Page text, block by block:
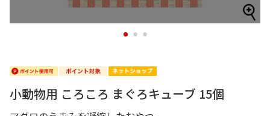
1 2 3
小動物用 ころころ まぐろキューブ 15個